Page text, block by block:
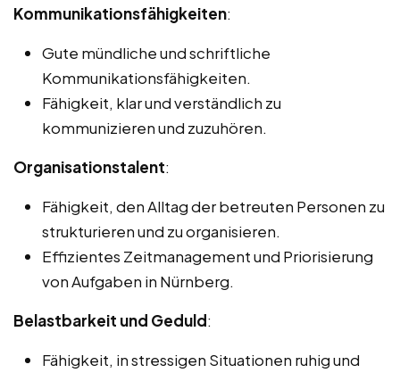
Kommunikationsfähigkeiten:
Gute mündliche und schriftliche
Kommunikationsfähigkeiten.
Fähigkeit, klar und verständlich zu
kommunizieren und zuzuhören.
Organisationstalent:
Fähigkeit, den Alltag der betreuten Personen zu
strukturieren und zu organisieren.
Effizientes Zeitmanagement und Priorisierung
von Aufgaben in Nürnberg.
Belastbarkeit und Geduld:
Fähigkeit, in stressigen Situationen ruhig und